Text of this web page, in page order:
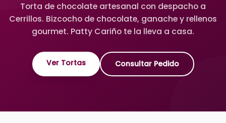
Torta de chocolate artesanal con despacho a
Cerrillos. Bizcocho de chocolate, ganache y rellenos
gourmet. Patty Cariño te la lleva a casa.
Ver Tortas Consultar Pedido